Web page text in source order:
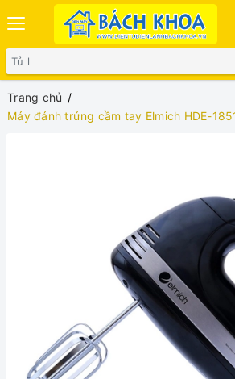
Trang chủ
Máy đánh trứng cầm tay Elmich HDE-